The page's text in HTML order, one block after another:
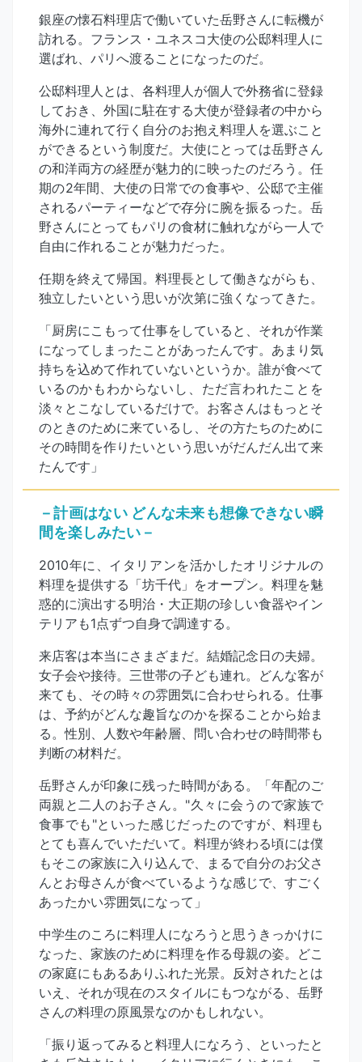
銀座の懐石料理店で働いていた岳野さんに転機が
訪れる。フランス・ユネスコ大使の公邸料理人に
選ばれ、パリへ渡ることになったのだ。
公邸料理人とは、各料理人が個人で外務省に登録
しておき、外国に駐在する大使が登録者の中から
海外に連れて行く自分のお抱え料理人を選ぶこと
ができるという制度だ。大使にとっては岳野さん
の和洋両方の経歴が魅力的に映ったのだろう。任
期の2年間、大使の日常での食事や、公邸で主催
されるパーティーなどで存分に腕を振るった。岳
野さんにとってもパリの食材に触れながら一人で
自由に作れることが魅力だった。
任期を終えて帰国。料理長として働きながらも、
独立したいという思いが次第に強くなってきた。
「厨房にこもって仕事をしていると、それが作業
になってしまったことがあったんです。あまり気
持ちを込めて作れていないというか。誰が食べて
いるのかもわからないし、ただ言われたことを
淡々とこなしているだけで。お客さんはもっとそ
のときのために来ているし、その方たちのために
その時間を作りたいという思いがだんだん出て来
たんです」
－計画はない どんな未来も想像できない瞬
間を楽しみたい－
2010年に、イタリアンを活かしたオリジナルの
料理を提供する「坊千代」をオープン。料理を魅
惑的に演出する明治・大正期の珍しい食器やイン
テリアも1点ずつ自身で調達する。
来店客は本当にさまざまだ。結婚記念日の夫婦。
女子会や接待。三世帯の子ども連れ。どんな客が
来ても、その時々の雰囲気に合わせられる。仕事
は、予約がどんな趣旨なのかを探ることから始ま
る。性別、人数や年齢層、問い合わせの時間帯も
判断の材料だ。
岳野さんが印象に残った時間がある。「年配のご
両親と二人のお子さん。"久々に会うので家族で
食事でも"といった感じだったのですが、料理も
とても喜んでいただいて。料理が終わる頃には僕
もそこの家族に入り込んで、まるで自分のお父さ
んとお母さんが食べているような感じで、すごく
あったかい雰囲気になって」
中学生のころに料理人になろうと思うきっかけに
なった、家族のために料理を作る母親の姿。どこ
の家庭にもあるありふれた光景。反対されたとは
いえ、それが現在のスタイルにもつながる、岳野
さんの料理の原風景なのかもしれない。
「振り返ってみると料理人になろう、といったと